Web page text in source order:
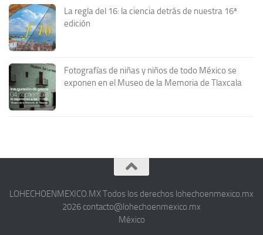
La regla del 16: la ciencia detrás de nuestra 16ª
edición
Fotografías de niñas y niños de todo México se
exponen en el Museo de la Memoria de Tlaxcala
LOHECHOENMEXICO.MX Todos los derechos lohechoenmexico.mx
2026 contacto@lohechoenmexico.mx
México